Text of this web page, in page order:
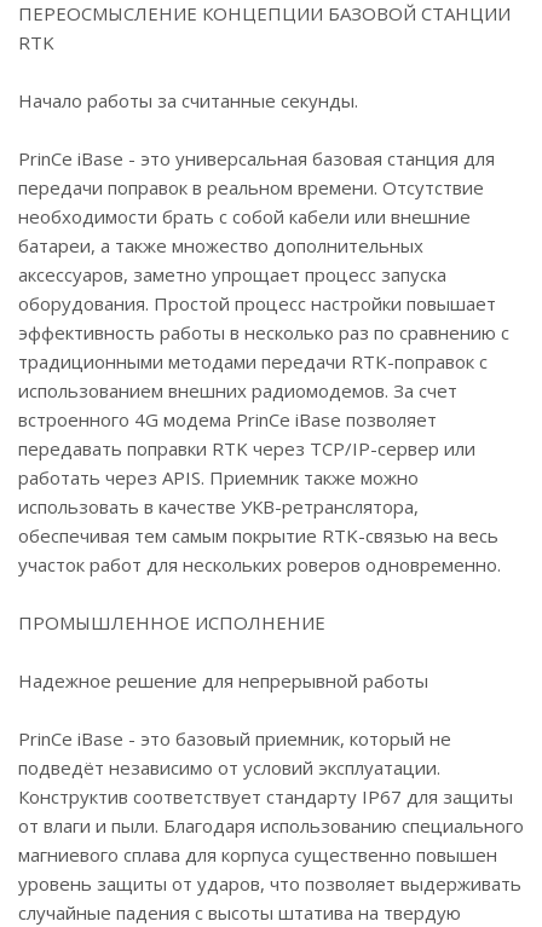
ПЕРЕОСМЫСЛЕНИЕ КОНЦЕПЦИИ БАЗОВОЙ СТАНЦИИ
RTK
Начало работы за считанные секунды.
PrinCe iBase - это универсальная базовая станция для
передачи поправок в реальном времени. Отсутствие
необходимости брать с собой кабели или внешние
батареи, а также множество дополнительных
аксессуаров, заметно упрощает процесс запуска
оборудования. Простой процесс настройки повышает
эффективность работы в несколько раз по сравнению с
традиционными методами передачи RTK-поправок с
использованием внешних радиомодемов. За счет
встроенного 4G модема PrinCe iBase позволяет
передавать поправки RTK через TCP/IP-сервер или
работать через APIS. Приемник также можно
использовать в качестве УКВ-ретранслятора,
обеспечивая тем самым покрытие RTK-связью на весь
участок работ для нескольких роверов одновременно.
ПРОМЫШЛЕННОЕ ИСПОЛНЕНИЕ
Надежное решение для непрерывной работы
PrinCe iBase - это базовый приемник, который не
подведёт независимо от условий эксплуатации.
Конструктив соответствует стандарту IP67 для защиты
от влаги и пыли. Благодаря использованию специального
магниевого сплава для корпуса существенно повышен
уровень защиты от ударов, что позволяет выдерживать
случайные падения с высоты штатива на твердую